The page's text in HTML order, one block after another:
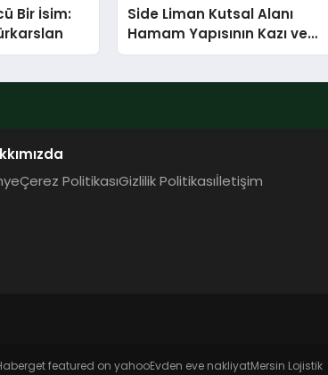
Bir İsim:
Side Liman Kutsal Alanı
Hamam Yapısının Kazı ve
Onarımı Selectum
Çerez PolitikasıGizlilik Politikasıİletişim
get featured on yahooEvden eve nakliyatMersin Lojistik